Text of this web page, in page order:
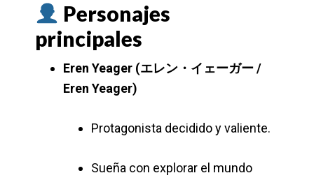
Personajes
principales
Eren Yeager (エレン・イェーガー /
Eren Yeager)
Protagonista decidido y valiente.
Sueña con explorar el mundo